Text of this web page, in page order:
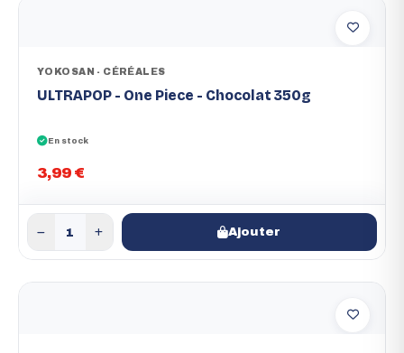
YOKOSAN - CÉRÉALES
ULTRAPOP - One Piece - Chocolat 350g
En stock
3,99 €
Ajouter